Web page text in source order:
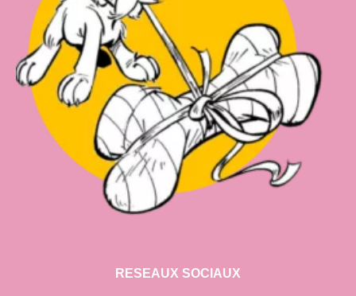
RESEAUX SOCIAUX